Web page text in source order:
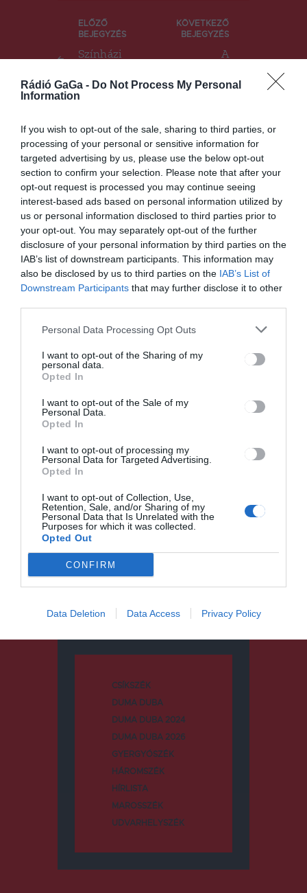
Rádió GaGa - Do Not Process My Personal
Information
If you wish to opt-out of the sale, sharing to third parties, or
processing of your personal or sensitive information for
targeted advertising by us, please use the below opt-out
section to confirm your selection. Please note that after your
opt-out request is processed you may continue seeing
interest-based ads based on personal information utilized by
us or personal information disclosed to third parties prior to
your opt-out. You may separately opt-out of the further
disclosure of your personal information by third parties on the
IAB’s list of downstream participants. This information may
also be disclosed by us to third parties on the IAB’s List of
Downstream Participants that may further disclose it to other
Personal Data Processing Opt Outs
I want to opt-out of the Sharing of my
personal data.
Opted In
I want to opt-out of the Sale of my
Personal Data.
Opted In
I want to opt-out of processing my
Personal Data for Targeted Advertising.
Opted In
I want to opt-out of Collection, Use,
Retention, Sale, and/or Sharing of my
Personal Data that Is Unrelated with the
Purposes for which it was collected.
Opted Out
CONFIRM
Data Deletion Data Access Privacy Policy
Bejegyzés
navigáció
ELŐZŐ
BEJEGYZÉS
Színházi
pszichodrá
ma alapjain
KÖVETKEZŐ
BEJEGYZÉS
A
émákra
hívják fel a
Ez is érdekelheti
GYERGYÓSZÉK,HÍRLISTA
35 köbméter faanyagot
foglaltak le
UDVARHELYSZÉK
Az éjszaka mérték az idei tél
hőmérsékletét Hargita
megyében
Keresés
Keresés:
Kategóriák
CSÍKSZÉK
DUMA DUBA
DUMA DUBA 2024
DUMA DUBA 2026
GYERGYÓSZÉK
HÁROMSZÉK
HÍRLISTA
MAROSSZÉK
UDVARHELYSZÉK